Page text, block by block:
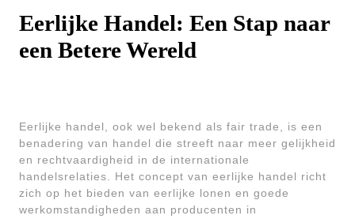
Eerlijke Handel: Een Stap naar
een Betere Wereld
Eerlijke handel, ook wel bekend als fair trade, is een
benadering van handel die streeft naar meer gelijkheid
en rechtvaardigheid in de internationale
handelsrelaties. Het concept van eerlijke handel richt
zich op het bieden van eerlijke lonen en goede
werkomstandigheden aan producenten in